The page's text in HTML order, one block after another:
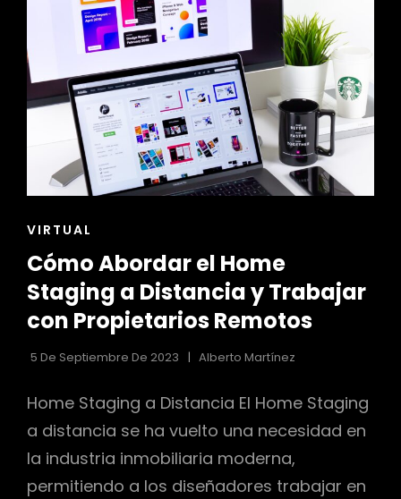
OASIS
DE
TRANQUILIDAD
ENLACES
LAS
CATEGORÍAS
VIRTUAL
Cómo Abordar el Home
Staging a Distancia y Trabajar
con Propietarios Remotos
5 De Septiembre De 2023 Alberto Martínez
Home Staging a Distancia El Home Staging
a distancia se ha vuelto una necesidad en
la industria inmobiliaria moderna,
permitiendo a los diseñadores trabajar en